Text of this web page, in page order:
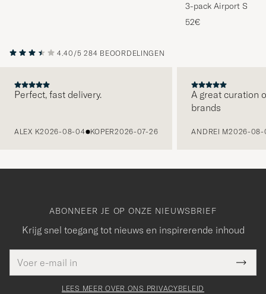
3-pack Airport
Melange
52€
4.40/5 284 BEOORDELINGEN
Perfect, fast delivery.
ALEX K2026-08-04 KOPER2026-07-26
A great curation
brands
ANDREI M2026-08-
ABONNEER JE OP ONZE NIEUWSBRIEF
Krijg snel toegang tot nieuws en inspirerende inhoud
mailadres
veldBedankt
voor
LEES MEER OVER ONS PRIVACYBELEID